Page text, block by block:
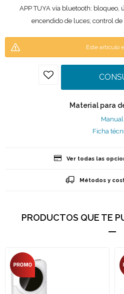
APP TUYA vía bluetooth:
encendido de luces; control
Este artículo
Material para
Manual
Ficha
Ver todas las
Métodos y
PRODUCTOS QUE TE